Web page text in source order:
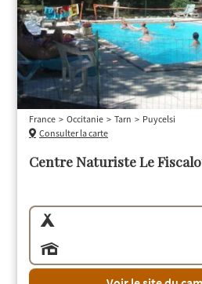
Centre Naturiste Le
France Occitanie Tarn
Puycelsi
Consulter la carte